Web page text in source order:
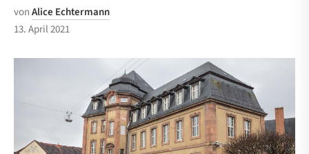
vonAlice Echtermann
13. April 2021